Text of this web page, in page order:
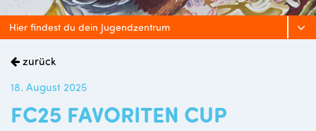
Hier findest du dein Jugendzentrum
zurück
18. August 2025
FC25 FAVORITEN CUP